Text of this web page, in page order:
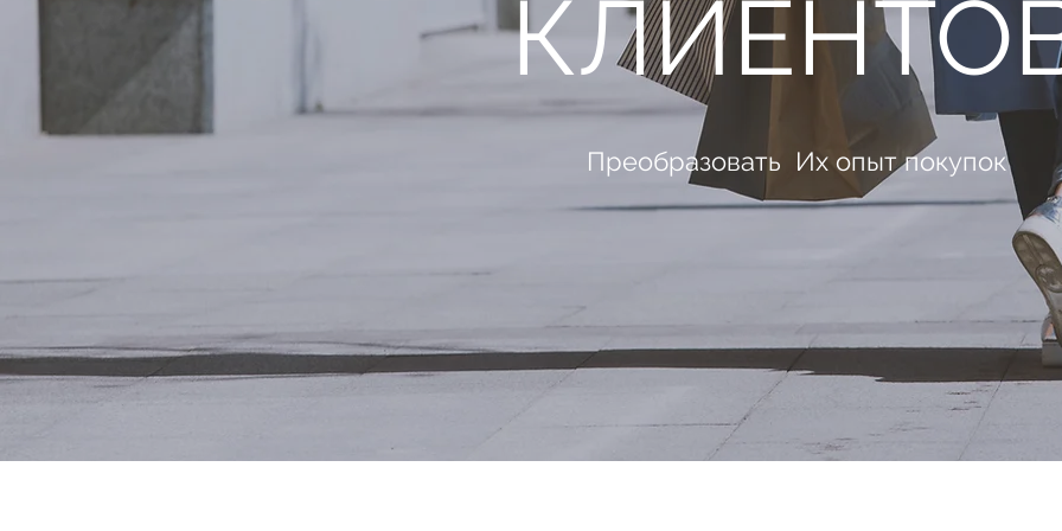
Преобразовать Их опыт покупок